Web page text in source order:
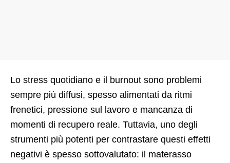
Lo stress quotidiano e il burnout sono problemi
sempre più diffusi, spesso alimentati da ritmi
frenetici, pressione sul lavoro e mancanza di
momenti di recupero reale. Tuttavia, uno degli
strumenti più potenti per contrastare questi effetti
negativi è spesso sottovalutato: il materasso